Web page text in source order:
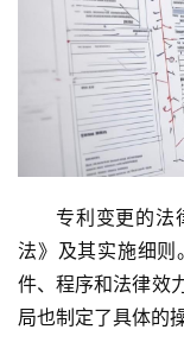
专利变更的法
法》及其实施细则
件、程序和法律效
局也制定了具体的